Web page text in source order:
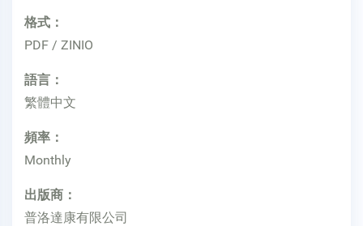
格式：
PDF / ZINIO
語言：
繁體中文
頻率：
Monthly
出版商：
普洛達康有限公司